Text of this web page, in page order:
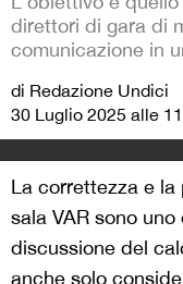
direttori di gara di
comunicazione in
di Redazione Undici
30 Luglio 2025 alle
La correttezza e
sala VAR sono
discussione del
anche solo